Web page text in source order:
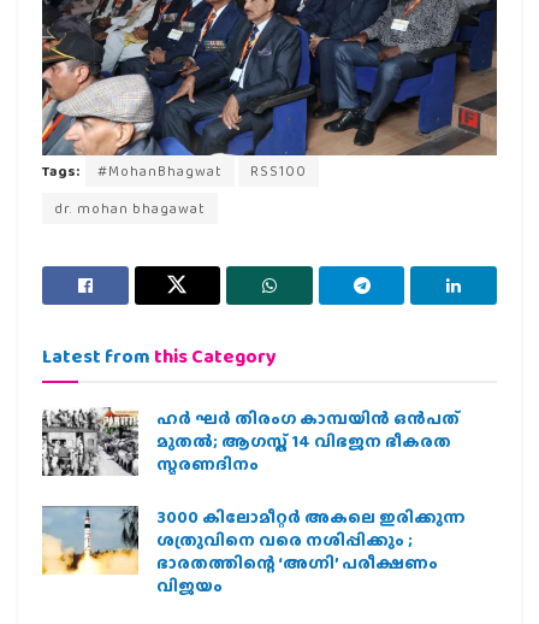
Tags: #MohanBhagwat
RSS100
dr. mohan bhagawat
Latest from this Category
ഹര്‍ ഘര്‍ തിരംഗ കാമ്പയിന്‍ ഒന്‍പത്
മുതല്‍; ആഗസ്ത് 14 വിഭജന ഭീകരത
സ്മരണദിനം
3000 കിലോമീറ്റർ അകലെ ഇരിക്കുന്ന
ശത്രുവിനെ വരെ നശിപ്പിക്കും ;
ഭാരതത്തിന്റെ ‘അഗ്നി’ പരീക്ഷണം
വിജയം